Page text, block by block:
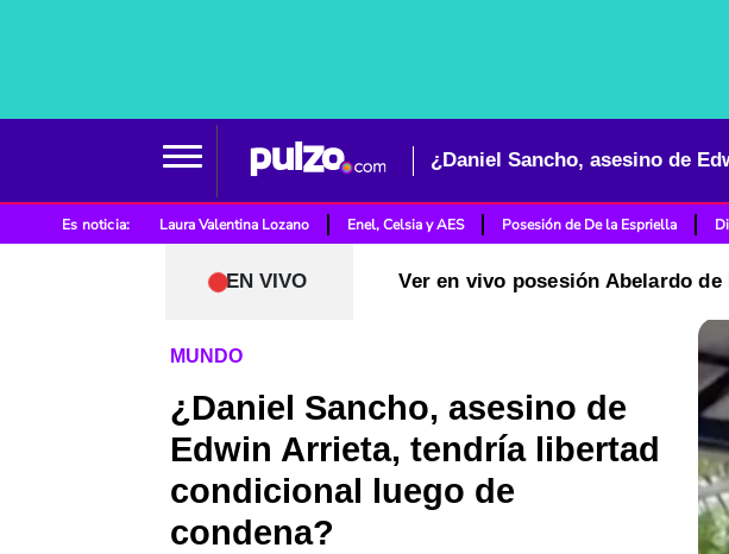
Es noticia: Laura Valentina Lozano Enel, Celsia y AES Posesión de De la Espriella
EN VIVO Ver en vivo posesión Abelardo
MUNDO
¿Daniel Sancho, asesino de
Edwin Arrieta, tendría libertad
condicional luego de
condena?